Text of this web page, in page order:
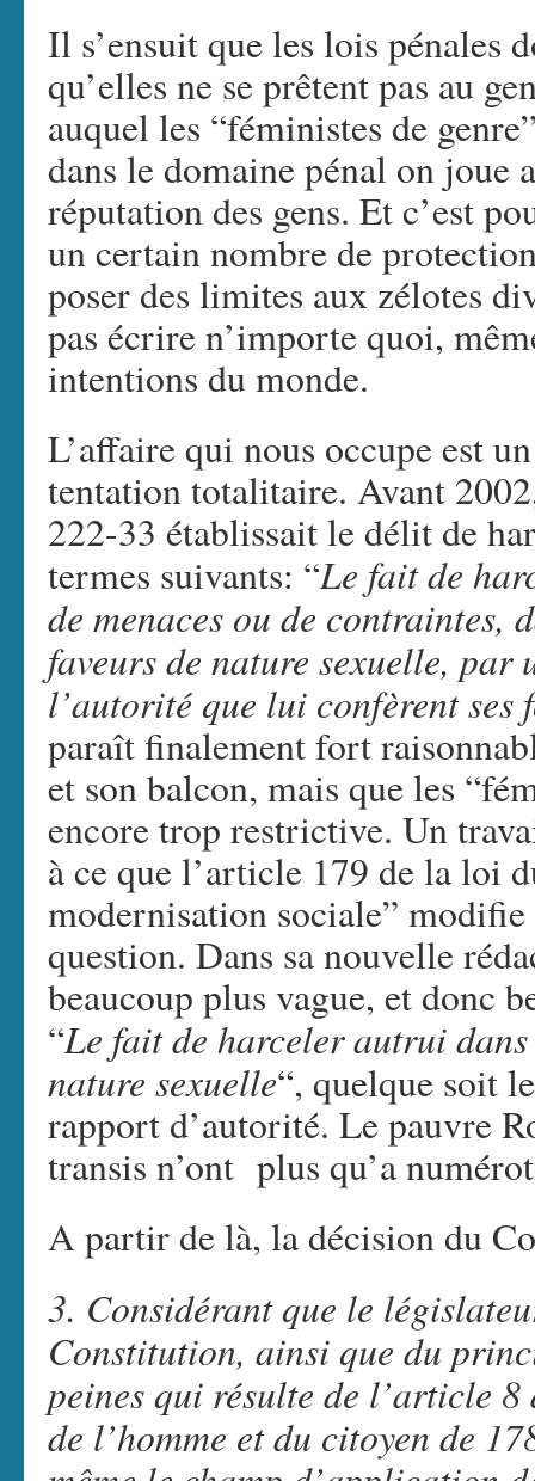
Il s’ensuit que les lois pénales
qu’elles ne se prêtent pas au
auquel les “féministes de
dans le domaine pénal on joue
réputation des gens. Et c’est
un certain nombre de
poser des limites aux zélotes
pas écrire n’importe quoi,
intentions du monde.
L’affaire qui nous occupe est
tentation totalitaire. Avant
222-33 établissait le délit de
termes suivants: “Le fait de
de menaces ou de contraintes,
faveurs de nature sexuelle, par
l’autorité que lui confèrent ses
paraît finalement fort
et son balcon, mais que les
encore trop restrictive. Un
à ce que l’article 179 de la loi
modernisation sociale”
question. Dans sa nouvelle
beaucoup plus vague, et donc
“Le fait de harceler autrui
nature sexuelle“, quelque soit
rapport d’autorité. Le pauvre
transis n’ont plus qu’a
A partir de là, la décision du
3. Considérant que le
Constitution, ainsi que du
peines qui résulte de l’article
de l’homme et du citoyen de